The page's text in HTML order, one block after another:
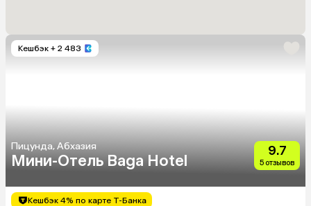
Кешбэк + 2 483
Пицунда, Абхазия
Мини-Отель Baga Hotel
9.7
5 отзывов
Кешбэк 4% по карте Т-Банка